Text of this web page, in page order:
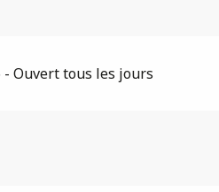
- Ouvert tous les jours